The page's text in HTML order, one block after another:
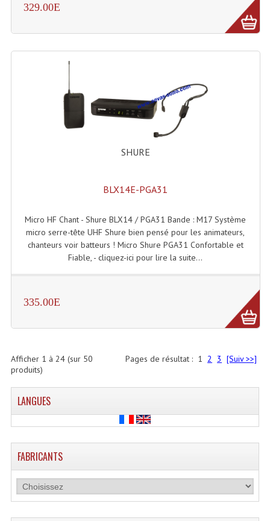
329.00E
SHURE
BLX14E-PGA31
Micro HF Chant - Shure BLX14 / PGA31 Bande : M17 Système
micro serre-tête UHF Shure bien pensé pour les animateurs,
chanteurs voir batteurs ! Micro Shure PGA31 Confortable et
Fiable, - cliquez-ici pour lire la suite...
335.00E
Pages de résultat : 1 2 3 [Suiv >>]
Afficher 1 à 24(sur 50
produits)
LANGUES
FABRICANTS